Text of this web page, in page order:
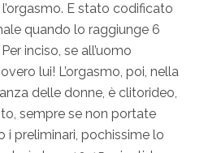
E stato codificato
quando lo raggiunge 6
inciso, se all’uomo
lui! L’orgasmo, poi, nella
delle donne, è clitorideo,
sempre se non portate
i preliminari, pochissime lo